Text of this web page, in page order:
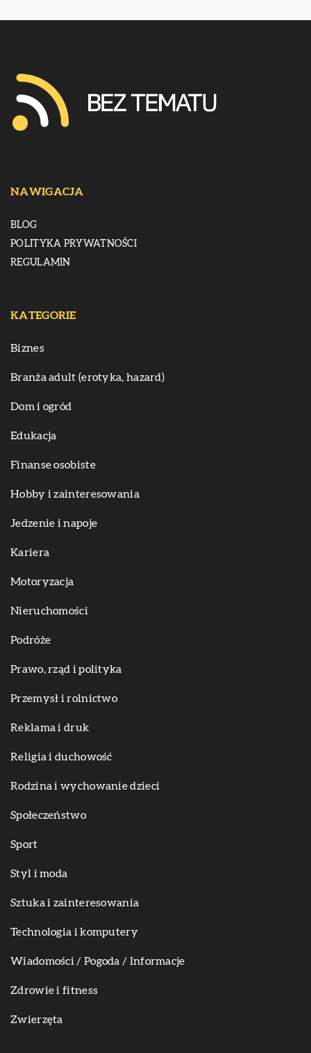
NAWIGACJA
BLOG
POLITYKA PRYWATNOŚCI
REGULAMIN
KATEGORIE
Biznes
Branża adult (erotyka, hazard)
Dom i ogród
Edukacja
Finanse osobiste
Hobby i zainteresowania
Jedzenie i napoje
Kariera
Motoryzacja
Nieruchomości
Podróże
Prawo, rząd i polityka
Przemysł i rolnictwo
Reklama i druk
Religia i duchowość
Rodzina i wychowanie dzieci
Społeczeństwo
Sport
Styl i moda
Sztuka i zainteresowania
Technologia i komputery
Wiadomości / Pogoda / Informacje
Zdrowie i fitness
Zwierzęta